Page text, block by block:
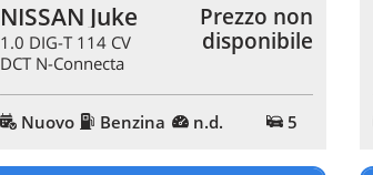
NISSAN Juke
1.0 DIG-T 114 CV
DCT N-Connecta
Prezzo non
disponibile
Nuovo Benzina n.d. 5